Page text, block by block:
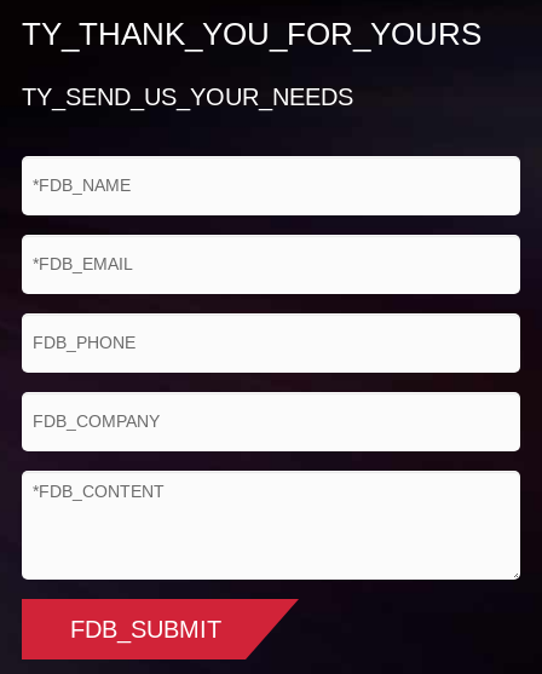
TY_THANK_YOU_FOR_YOURS
TY_SEND_US_YOUR_NEEDS
FDB_SUBMIT